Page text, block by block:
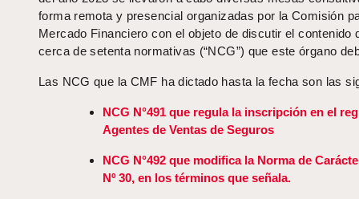
forma remota y presencial organizadas por la Comisión
Mercado Financiero con el objeto de discutir el contenido
cerca de setenta normativas (“NCG”) que este órgano
Las NCG que la CMF ha dictado hasta la fecha son las
NCG N°491 que regula la inscripción en el
Agentes de Ventas de Seguros
NCG N°492 que modifica la Norma de
Nº 30, en los términos que señala.